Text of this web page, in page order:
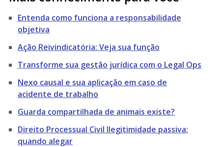
Entenda como funciona a responsabilidade
objetiva
Ação Reivindicatória: Veja sua função
Transforme sua gestão jurídica com o Legal Ops
Nexo causal e sua aplicação em caso de
acidente de trabalho
Guarda compartilhada de animais existe?
Direito Processual Civil Ilegitimidade passiva:
quando alegar